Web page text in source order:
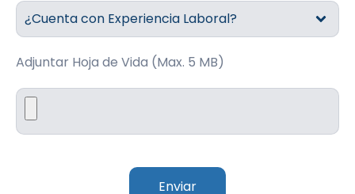
Adjuntar Hoja de Vida (Max. 5 MB)
Enviar